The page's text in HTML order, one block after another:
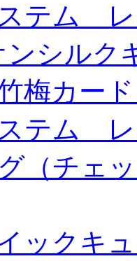
テム
ンシル
梅カー
テム
（チェ
イックキ